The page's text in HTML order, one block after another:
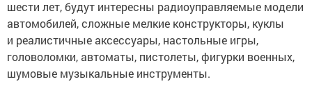
шести лет, будут интересны радиоуправляемые модели
автомобилей, сложные мелкие конструкторы, куклы
и реалистичные аксессуары, настольные игры,
головоломки, автоматы, пистолеты, фигурки военных,
шумовые музыкальные инструменты.